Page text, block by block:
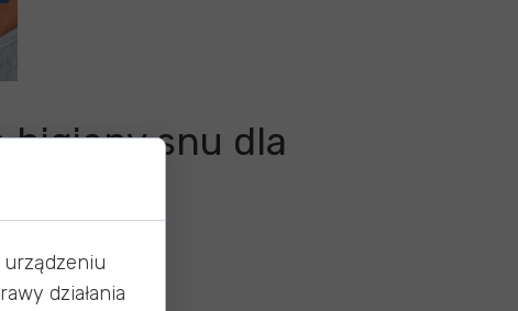
higieny snu dla
urządzeniu
działania